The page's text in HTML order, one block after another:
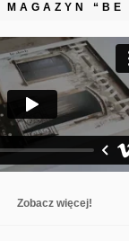
MAGAZYN “BE
Zobacz więcej!